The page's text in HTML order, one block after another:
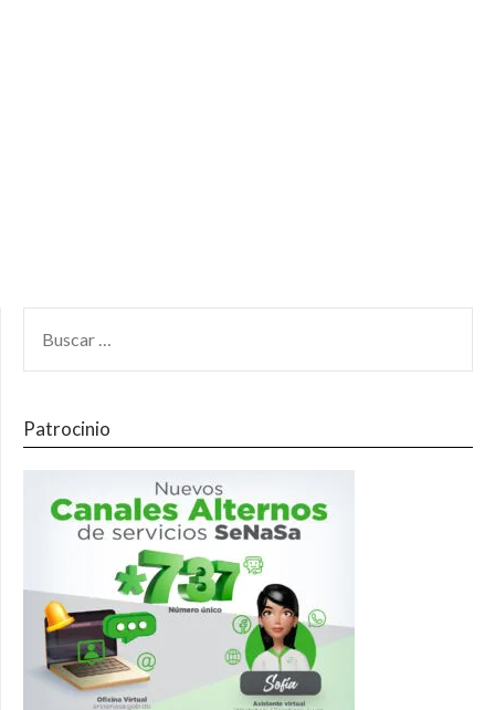
Patrocinio